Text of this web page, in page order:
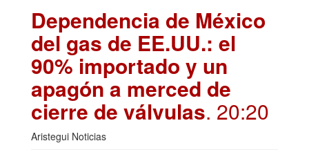
Dependencia de México
del gas de EE.UU.: el
90% importado y un
apagón a merced de
cierre de válvulas. 20:20
Aristegui Noticias